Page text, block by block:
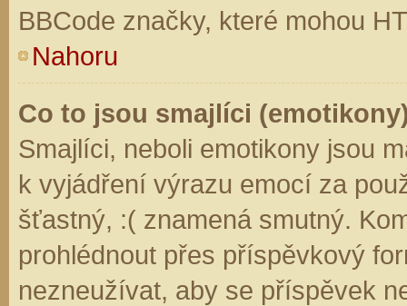
BBCode značky, které mohou
Nahoru
Co to jsou smajlíci
Smajlíci, neboli emotikony jsou
k vyjádření výrazu emocí za
šťastný, :( znamená smutný.
prohlédnout přes příspěvkový
nezneužívat, aby se příspěvek